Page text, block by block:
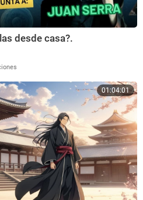
desde casa?.
01:04:01